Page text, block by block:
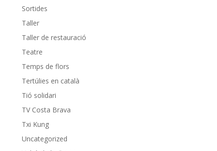
Sortides
Taller
Taller de restauració
Teatre
Temps de flors
Tertúlies en català
Tió solidari
TV Costa Brava
Txi Kung
Uncategorized